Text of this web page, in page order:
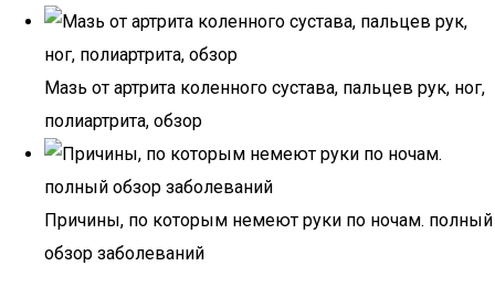
Мазь от артрита коленного сустава, пальцев рук, ног,
полиартрита, обзор
Причины, по которым немеют руки по ночам. полный
обзор заболеваний